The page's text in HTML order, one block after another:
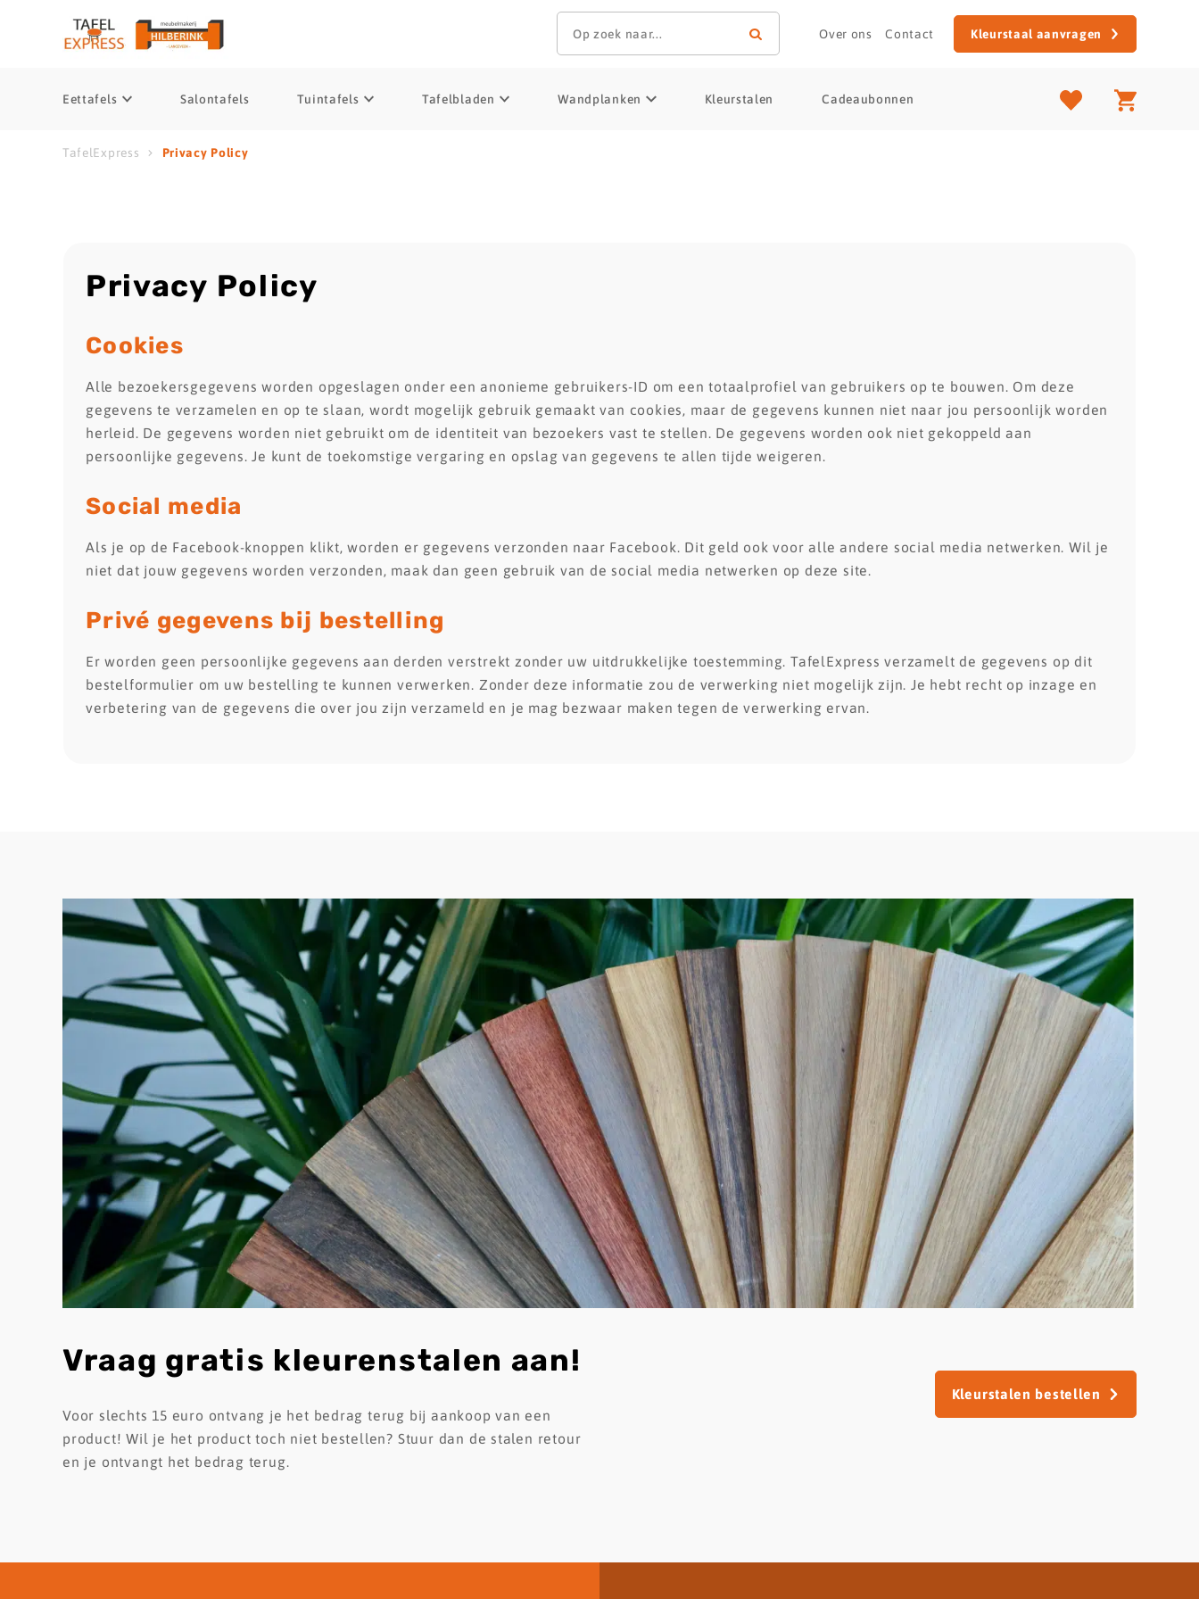
Op zoek naar... Over ons Contact Kleurstaal aanvragen
Eettafels Salontafels Tuintafels Tafelbladen Wandplanken Kleurstalen Cadeaubonnen
TafelExpress Privacy Policy
Privacy Policy
Cookies
Alle bezoekersgegevens worden opgeslagen onder een anonieme gebruikers-ID om een totaalprofiel van gebruikers op te bouwen. Om deze
gegevens te verzamelen en op te slaan, wordt mogelijk gebruik gemaakt van cookies, maar de gegevens kunnen niet naar jou persoonlijk worden
herleid. De gegevens worden niet gebruikt om de identiteit van bezoekers vast te stellen. De gegevens worden ook niet gekoppeld aan
persoonlijke gegevens. Je kunt de toekomstige vergaring en opslag van gegevens te allen tijde weigeren.
Social media
Als je op de Facebook-knoppen klikt, worden er gegevens verzonden naar Facebook. Dit geld ook voor alle andere social media netwerken. Wil je
niet dat jouw gegevens worden verzonden, maak dan geen gebruik van de social media netwerken op deze site.
Privé gegevens bij bestelling
Er worden geen persoonlijke gegevens aan derden verstrekt zonder uw uitdrukkelijke toestemming. TafelExpress verzamelt de gegevens op dit
bestelformulier om uw bestelling te kunnen verwerken. Zonder deze informatie zou de verwerking niet mogelijk zijn. Je hebt recht op inzage en
verbetering van de gegevens die over jou zijn verzameld en je mag bezwaar maken tegen de verwerking ervan.
Vraag gratis kleurenstalen aan!
Voor slechts 15 euro ontvang je het bedrag terug bij aankoop van een
product! Wil je het product toch niet bestellen? Stuur dan de stalen retour
en je ontvangt het bedrag terug.
Kleurstalen bestellen